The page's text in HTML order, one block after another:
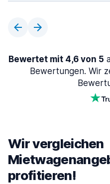
Bewertet mit 4,6 von 5
Bewertungen. Wir
Wir vergleichen
profitieren!